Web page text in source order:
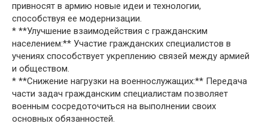
привносят в армию новые идеи и технологии,
способствуя ее модернизации.
* **Улучшение взаимодействия с гражданским
населением:** Участие гражданских специалистов в
учениях способствует укреплению связей между армией
и обществом.
* **Снижение нагрузки на военнослужащих:** Передача
части задач гражданским специалистам позволяет
военным сосредоточиться на выполнении своих
основных обязанностей.